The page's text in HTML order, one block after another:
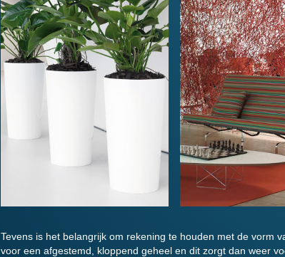
Tevens is het belangrijk om rekening te houden met de vorm
voor een afgestemd, kloppend geheel en dit zorgt dan weer